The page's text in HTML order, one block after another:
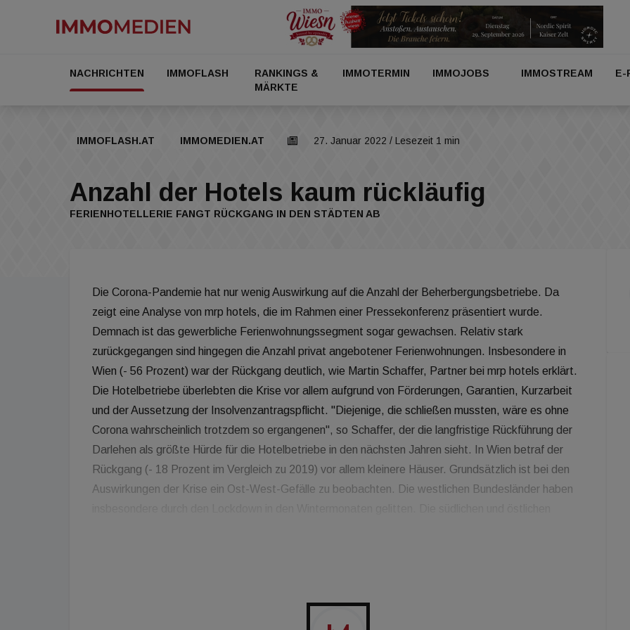
NACHRICHTEN IMMOFLASH
RANKINGS &
MÄRKTE
IMMOTERMIN IMMOJOBS IMMOSTREAM E-
IMMOFLASH.AT IMMOMEDIEN.AT 27. Januar 2022 / Lesezeit 1 min
Anzahl der Hotels kaum rückläufig
FERIENHOTELLERIE FANGT RÜCKGANG IN DEN STÄDTEN AB
Die Corona-Pandemie hat nur wenig Auswirkung auf die Anzahl der Beherbergungsbetriebe. Da
zeigt eine Analyse von mrp hotels, die im Rahmen einer Pressekonferenz präsentiert wurde.
Demnach ist das gewerbliche Ferienwohnungssegment sogar gewachsen. Relativ stark
zurückgegangen sind hingegen die Anzahl privat angebotener Ferienwohnungen. Insbesondere in
Wien (- 56 Prozent) war der Rückgang deutlich, wie Martin Schaffer, Partner bei mrp hotels erklärt.
Die Hotelbetriebe überlebten die Krise vor allem aufgrund von Förderungen, Garantien, Kurzarbeit
und der Aussetzung der Insolvenzantragspflicht. "Diejenige, die schließen mussten, wäre es ohne
Corona wahrscheinlich trotzdem so ergangenen", so Schaffer, der die langfristige Rückführung der
Darlehen als größte Hürde für die Hotelbetriebe in den nächsten Jahren sieht. In Wien betraf der
Rückgang (- 18 Prozent im Vergleich zu 2019) vor allem kleinere Häuser. Grundsätzlich ist bei den
Auswirkungen der Krise ein Ost-West-Gefälle zu beobachten. Die westlichen Bundesländer haben
aus interkontinentalen Märkten. Schaffer hofft, dass im Sommer oder Herbst wieder Kongresse
möglich sind. Die Rückgänge der Städtehotellerie werden aber, so Schaffer, von der